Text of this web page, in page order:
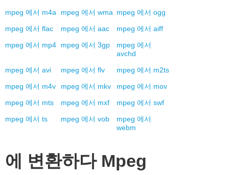
mpeg 에서 m4a mpeg 에서 wma mpeg 에서 ogg
mpeg 에서 flac mpeg 에서 aac mpeg 에서 aiff
mpeg 에서 mp4 mpeg 에서 3gp mpeg 에서
avchd
mpeg 에서 avi mpeg 에서 flv mpeg 에서 m2ts
mpeg 에서 m4v mpeg 에서 mkv mpeg 에서 mov
mpeg 에서 mts mpeg 에서 mxf mpeg 에서 swf
mpeg 에서 ts mpeg 에서 vob mpeg 에서
webm
에 변환하다 Mpeg